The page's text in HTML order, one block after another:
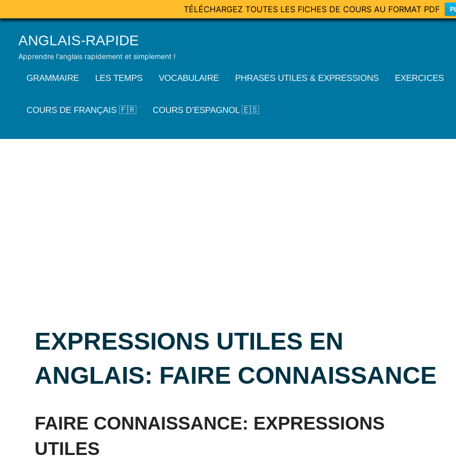
TÉLÉCHARGEZ TOUTES LES FICHES DE COURS AU FORMAT PDF
Skip
content
ANGLAIS-RAPIDE
Apprendre l'anglais rapidement et simplement !
GRAMMAIRE LES TEMPS VOCABULAIRE PHRASES UTILES & EXPRESSIONS EXERCICES
COURS DE FRANÇAIS 🇫🇷 COURS D’ESPAGNOL 🇪🇸
EXPRESSIONS UTILES EN
ANGLAIS: FAIRE CONNAISSANCE
on
9
août
Mat
Expressions
FAIRE CONNAISSANCE: EXPRESSIONS
UTILES